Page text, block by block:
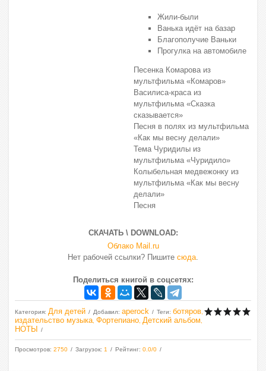
Жили-были
Ванька идёт на базар
Благополучие Ваньки
Прогулка на автомобиле
Песенка Комарова из
мультфильма «Комаров»
Василиса-краса из
мультфильма «Сказка
сказывается»
Песня в полях из мультфильма
«Как мы весну делали»
Тема Чуридилы из
мультфильма «Чуридило»
Колыбельная медвежонку из
мультфильма «Как мы весну
делали»
Песня
СКАЧАТЬ \ DOWNLOAD:
Облако Mail.ru
Нет рабочей ссылки? Пишите сюда.
Поделиться книгой в соцсетях:
Категория: Для детей Добавил: aperock Теги: ботяров
издательство музыка Фортепиано Детский альбом
НОТЫ
Просмотров: 2750 Загрузок: 1 Рейтинг: 0.0/0